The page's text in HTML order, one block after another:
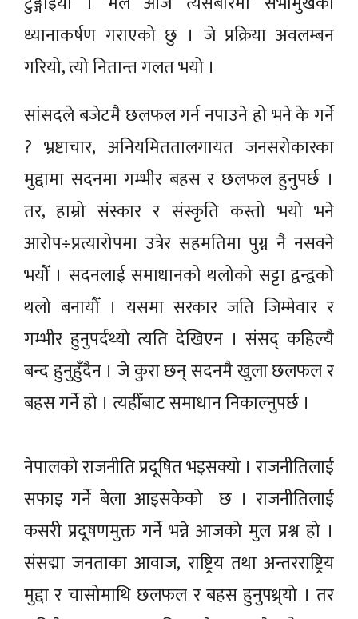
ध्यानाकर्षण गराएको छु । जे प्रक्रिया अवलम्बन
गरियो, त्यो नितान्त गलत भयो ।
सांसदले बजेटमै छलफल गर्न नपाउने हो भने के गर्ने
? भ्रष्टाचार, अनियमिततालगायत जनसरोकारका
मुद्दामा सदनमा गम्भीर बहस र छलफल हुनुपर्छ ।
तर, हाम्रो संस्कार र संस्कृति कस्तो भयो भने
आरोप÷प्रत्यारोपमा उत्रेर सहमतिमा पुग्न नै नसक्ने
भयौँ । सदनलाई समाधानको थलोको सट्टा द्वन्द्वको
थलो बनायौँ । यसमा सरकार जति जिम्मेवार र
गम्भीर हुनुपर्दथ्यो त्यति देखिएन । संसद् कहिल्यै
बन्द हुनुहुँदैन । जे कुरा छन् सदनमै खुला छलफल र
बहस गर्ने हो । त्यहीँबाट समाधान निकाल्नुपर्छ ।
नेपालको राजनीति प्रदूषित भइसक्यो । राजनीतिलाई
सफाइ गर्ने बेला आइसकेको छ । राजनीतिलाई
कसरी प्रदूषणमुक्त गर्ने भन्ने आजको मुल प्रश्न हो ।
संसद्मा जनताका आवाज, राष्ट्रिय तथा अन्तरराष्ट्रिय
मुद्दा र चासोमाथि छलफल र बहस हुनुपथ्र्यो । तर